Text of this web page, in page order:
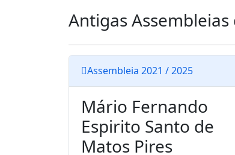
Antigas Assembleias
Assembleia 2021 / 2025
Mário Fernando
Espirito Santo de
Matos Pires